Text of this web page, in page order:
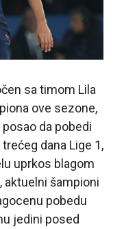
sa timom Lila
ove sezone,
da pobedi
dana Lige 1,
uprkos blagom
aktuelni šampioni
pobedu
jedini posed